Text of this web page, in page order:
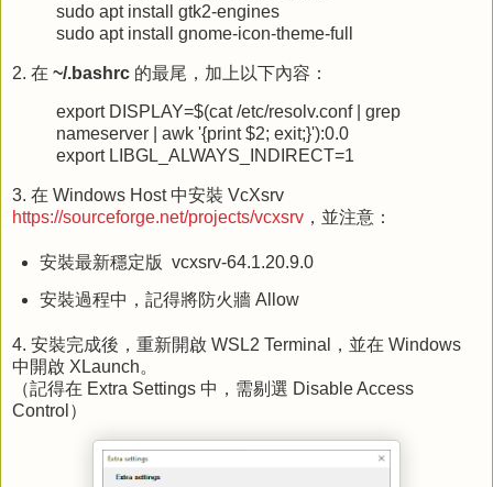
sudo apt install gtk2-engines
sudo apt install gnome-icon-theme-full
2. 在 ~/.bashrc 的最尾，加上以下內容：
export DISPLAY=$(cat /etc/resolv.conf | grep
nameserver | awk '{print $2; exit;}'):0.0
export LIBGL_ALWAYS_INDIRECT=1
3. 在 Windows Host 中安裝 VcXsrv
https://sourceforge.net/projects/vcxsrv ，並注意：
安裝最新穩定版 vcxsrv-64.1.20.9.0
安裝過程中，記得將防火牆 Allow
4. 安裝完成後，重新開啟 WSL2 Terminal，並在 Windows
中開啟 XLaunch。
（記得在 Extra Settings 中，需剔選 Disable Access
Control）